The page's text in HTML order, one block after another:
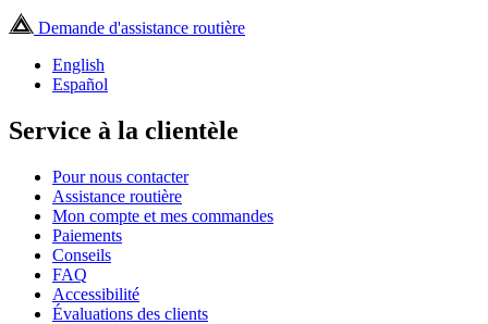
Demande d'assistance routière
English
Español
Service à la clientèle
Pour nous contacter
Assistance routière
Mon compte et mes commandes
Paiements
Conseils
FAQ
Accessibilité
Évaluations des clients